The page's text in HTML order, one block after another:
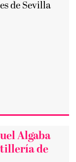
de Sevilla
Algaba
de